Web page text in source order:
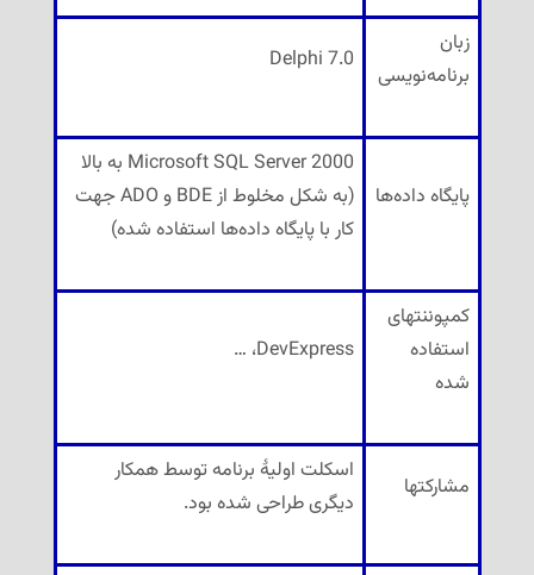
زبان
برنامه‌نویسی
Delphi 7.0
پایگاه داده‌ها
Microsoft SQL Server 2000 به بالا
(به شکل مخلوط از BDE و ADO جهت
کار با پایگاه داده‌ها استفاده شده)
کمپوننتهای
استفاده
شده
DevExpress، …
مشارکتها
اسکلت اولیهٔ برنامه توسط همکار
دیگری طراحی شده بود.